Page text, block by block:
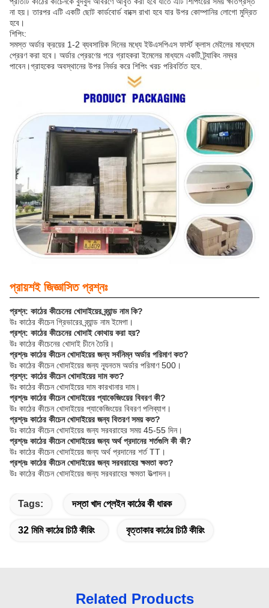
না হয়। তারপর এটি একটি ছোট কার্ডবোর্ড বাক্সে রাখা হবে যার উপর কোম্পানির লোগো মুদ্রিত
হবে।
শিপিং:
সমস্ত অর্ডার ক্রয়ের 1-2 ব্যবসায়িক দিনের মধ্যে ইউএসপিএস ফার্স্ট ক্লাস মেইলের মাধ্যমে
প্রেরণ করা হবে। অর্ডার প্রেরণের পরে গ্রাহকরা ইমেলের মাধ্যমে একটি ট্র্যাকিং নম্বর
পাবেন।গ্রাহকের অবস্থানের উপর নির্ভর করে শিপিং খরচ পরিবর্তিত হবে.
প্রায়শই জিজ্ঞাসিত প্রশ্নঃ
প্রশ্ন: কাঠের কীচেনের খোদাইয়ের ব্র্যান্ড নাম কি?
উঃ কাঠের কীচেন গ্রিভারের ব্র্যান্ড নাম ইমেগা।
প্রশ্ন: কাঠের কীচেনের খোদাই কোথায় করা হয়?
উঃ কাঠের কীচেনের খোদাই চীনে তৈরি।
প্রশ্নঃ কাঠের কীচেন খোদাইয়ের জন্য সর্বনিম্ন অর্ডার পরিমাণ কত?
উঃ কাঠের কীচেন খোদাইয়ের জন্য ন্যূনতম অর্ডার পরিমাণ 500।
প্রশ্ন: কাঠের কীচেন খোদাইয়ের দাম কত?
উঃ কাঠের কীচেন খোদাইয়ের দাম কারখানার দাম।
প্রশ্নঃ কাঠের কীচেন খোদাইয়ের প্যাকেজিংয়ের বিবরণ কী?
উঃ কাঠের কীচেন খোদাইয়ের প্যাকেজিংয়ের বিবরণ পলিব্যাগ।
প্রশ্নঃ কাঠের কীচেন খোদাইয়ের জন্য বিতরণ সময় কত?
উঃ কাঠের কীচেন খোদাইয়ের জন্য সরবরাহের সময় 45-55 দিন।
প্রশ্নঃ কাঠের কীচেন খোদাইয়ের জন্য অর্থ প্রদানের শর্তগুলি কী কী?
উঃ কাঠের কীচেন খোদাইয়ের জন্য অর্থ প্রদানের শর্ত TT।
প্রশ্নঃ কাঠের কীচেন খোদাইয়ের জন্য সরবরাহের ক্ষমতা কত?
উঃ কাঠের কীচেন খোদাইয়ের জন্য সরবরাহের ক্ষমতা উত্পাদন।
Tags: দস্তা খাদ প্লেইন কাঠের কী ধারক
32 মিমি কাঠের চিঠি কীরিং বৃত্তাকার কাঠের চিঠি কীরিং
Related Products